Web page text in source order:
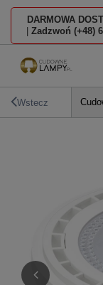
DARMOWA
Zadzwoń (+48)
Wstecz